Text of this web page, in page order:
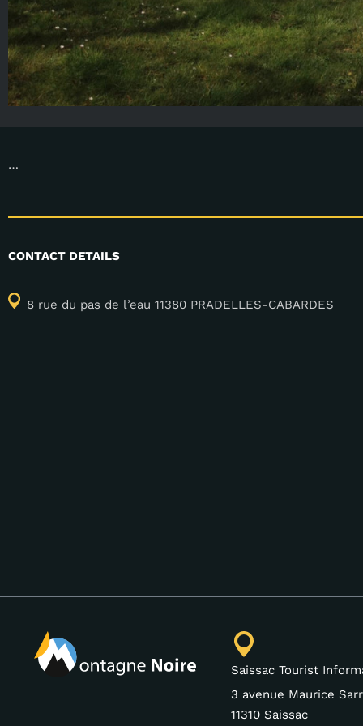
…
CONTACT DETAILS
8 rue du pas de l’eau 11380 PRADELLES-CABARDES
Saissac Tourist
3 avenue Maurice
11310 Saissac